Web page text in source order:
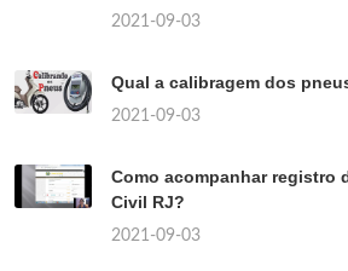
2021-09-03
Qual a calibragem dos
2021-09-03
Como acompanhar registro
Civil RJ?
2021-09-03